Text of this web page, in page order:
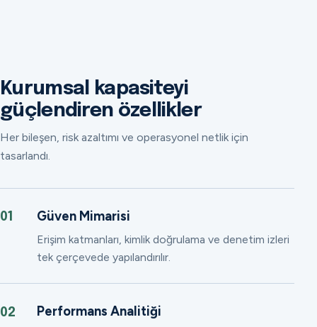
Kurumsal kapasiteyi
güçlendiren özellikler
Her bileşen, risk azaltımı ve operasyonel netlik için
tasarlandı.
01 Güven Mimarisi
Erişim katmanları, kimlik doğrulama ve denetim izleri
tek çerçevede yapılandırılır.
02 Performans Analitiği